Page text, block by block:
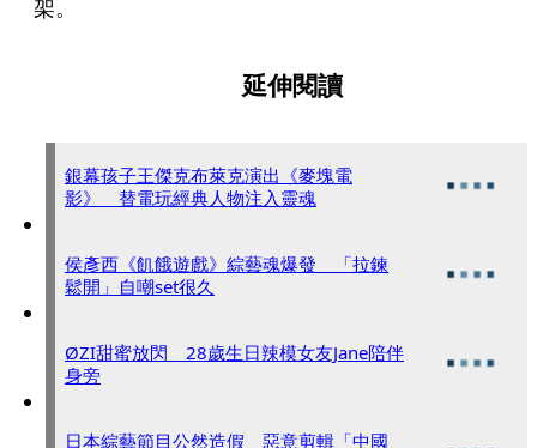
架。
延伸閱讀
銀幕孩子王傑克布萊克演出《麥塊電
影》 替電玩經典人物注入靈魂
侯彥西《飢餓遊戲》綜藝魂爆發 「拉鍊
鬆開」自嘲set很久
ØZI甜蜜放閃 28歲生日辣模女友Jane陪伴
身旁
日本綜藝節目公然造假 惡意剪輯「中國